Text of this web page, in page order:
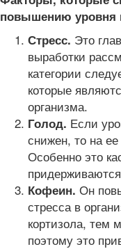
повышению уровня
Стресс. Это
выработки
категории
которые
организма.
Голод. Если
снижен, то на
Особенно это
Кофеин. Он
стресса в
кортизола, тем
поэтому это